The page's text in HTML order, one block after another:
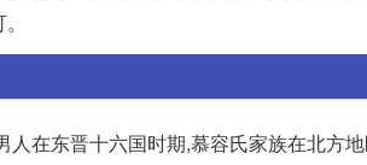
人在东晋十六国时期,慕容氏家族在北方